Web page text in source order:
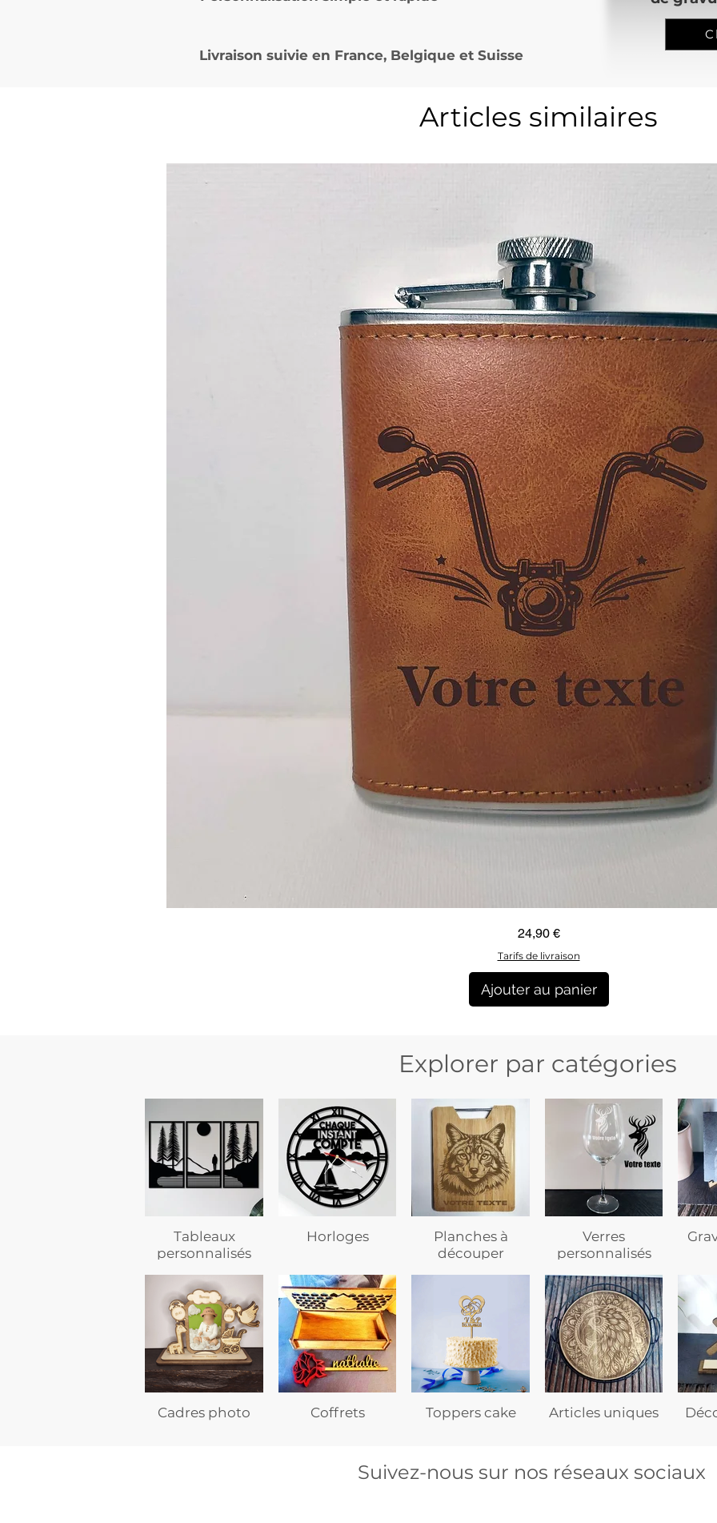
Livraison suivie en France, Belgique et Suisse
Articles similaires
Aperçu rapide
Prix
24,90 €
Tarifs de livraison
Ajouter au panier
Explorer par catégories
Tableaux
personnalisés
Horloges
Planches à
découper
Verres
personnalisés
Cadres photo Coffrets Toppers cake Articles uniques
Suivez-nous sur nos réseaux sociaux